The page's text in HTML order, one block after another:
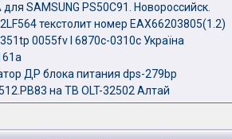
SAMSUNG PS50C91. Новороссийск.
текстолит номер EAX66203805(1.2)
0055fv І 6870c-0310c Україна
ДР блока питания dps-279bp
на ТВ OLT-32502 Алтай